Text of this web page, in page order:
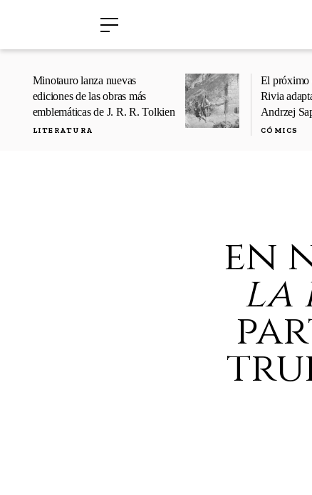
Minotauro lanza nuevas
ediciones de las obras más
emblemáticas de J. R. R. Tolkien
LITERATURA
El próximo
Rivia
Andrzej
CÓMICS
en
la
›